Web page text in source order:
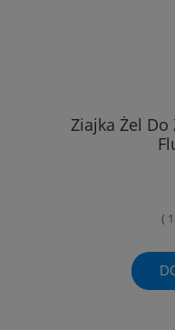
Ziajka Żel Do
(